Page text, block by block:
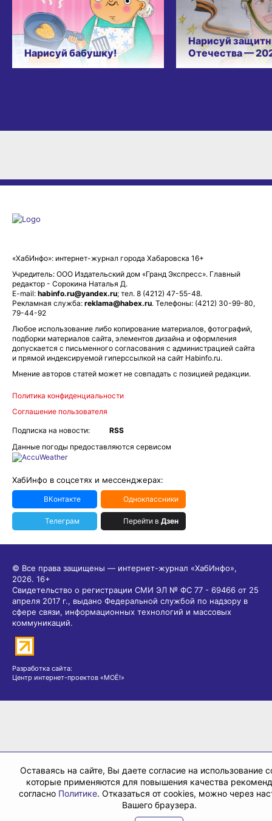
Нарисуй бабушку!
Нарисуй
Отечества —
«ХабИнфо»: интернет-журнал города Хабаровска 16+
Учредитель: ООО Издательский дом «Гранд Экспресс». Главный
редактор - Сорокина Наталья Д.
E-mail: habinfo.ru@yandex.ru; тел. 8 (4212) 47-55-48.
Рекламная служба: reklama@habex.ru. Телефоны: (4212) 30-99-80,
79-44-92
Любое использование либо копирование материалов, фотографий,
подборки материалов сайта, элементов дизайна и оформления
допускается с письменного согласования с администрацией сайта
и прямой индексируемой гиперссылкой на сайт Habinfo.ru.
Мнение авторов статей может не совпадать с позицией редакции.
Политика конфиденциальности
Соглашение пользователя
Подписка на новости:
RSS
Данные погоды предоставляются сервисом
ХабИнфо в соцсетях и мессенджерах:
ВКонтакте Одноклассники
Телеграм Перейти в Дзен
© Все права защищены — интернет-журнал «ХабИнфо»,
2026. 16+
Свидетельство о регистрации СМИ ЭЛ № ФС 77 - 69466 от 25
апреля 2017 г., выдано Федеральной службой по надзору в
сфере связи, информационных технологий и массовых
коммуникаций.
Разработка сайта:
Центр интернет-проектов «МОЁ!»
Оставаясь на сайте, Вы даете согласие на использование
которые применяются для повышения качества
согласно Политике. Отказаться от cookies, можно через
Вашего браузера.